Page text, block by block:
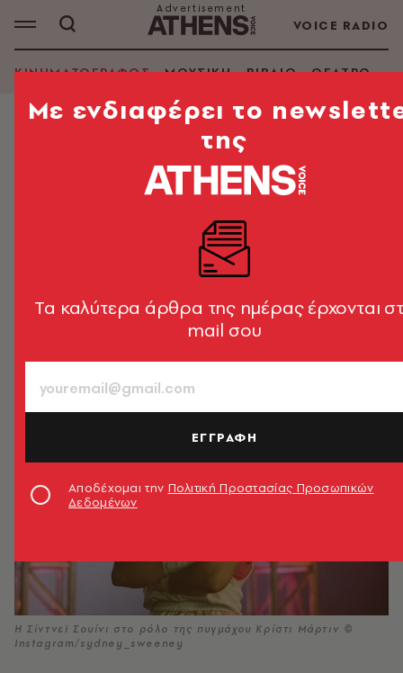
VOICE RADIO
ΚΙΝΗΜΑΤΟΓΡΑΦΟΣ ΜΟΥΣΙΚΗ ΒΙΒΛΙΟ ΘΕΑΤΡΟ -
Απογοήτευση για την Σίντνεϊ Σουίνι
- Στις 12 χειρότερες πρεμιέρες
όλων των εποχών η νέα της ταινία
Η ηθοποιός υποδύεται την πυγμάχο Κρίστι Μάρτιν
Η Σίντνεϊ Σουίνι στο ρόλο της πυγμάχου Κρίστι Μάρτιν ©
Instagram/sydney_sweeney
Mε ενδιαφέρει το
της
Tα καλύτερα άρθρα της ημέρας έρχονται
mail σου
ΕΓΓΡΑΦΗ
Αποδέχομαι την Πολιτική Προστασίας Προσωπικών
Δεδομένων